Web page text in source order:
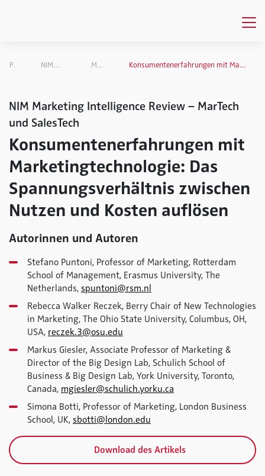
Publikationen NIM Marketing Intelligence Review MarTech und SalesTech Konsumentenerfahrungen mit Marketingtechnologie: Das Spannungsverhältnis zwischen Nutzen und Kosten auflösen
NIM Marketing Intelligence Review – MarTech
und SalesTech
Konsumentenerfahrungen mit
Marketingtechnologie: Das
Spannungsverhältnis zwischen
Nutzen und Kosten auflösen
Autorinnen und Autoren
Stefano Puntoni, Professor of Marketing, Rotterdam
School of Management, Erasmus University, The
Netherlands, spuntoni@rsm.nl
Rebecca Walker Reczek, Berry Chair of New Technologies
in Marketing, The Ohio State University, Columbus, OH,
USA, reczek.3@osu.edu
Markus Giesler, Associate Professor of Marketing &
Director of the Big Design Lab, Schulich School of
Business & Big Design Lab, York University, Toronto,
Canada, mgiesler@schulich.yorku.ca
Simona Botti, Professor of Marketing, London Business
School, UK, sbotti@london.edu
Download des Artikels